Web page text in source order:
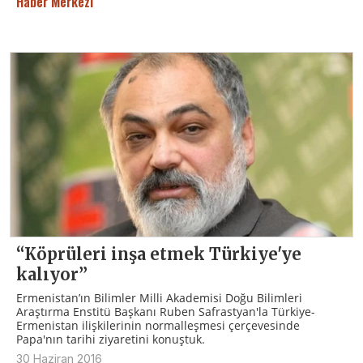
“Köprüleri inşa etmek Türkiye'ye
kalıyor”
Ermenistan’ın Bilimler Milli Akademisi Doğu Bilimleri
Araştırma Enstitü Başkanı Ruben Safrastyan'la Türkiye-
Ermenistan ilişkilerinin normalleşmesi çerçevesinde
Papa'nın tarihi ziyaretini konuştuk.
30 Haziran 2016